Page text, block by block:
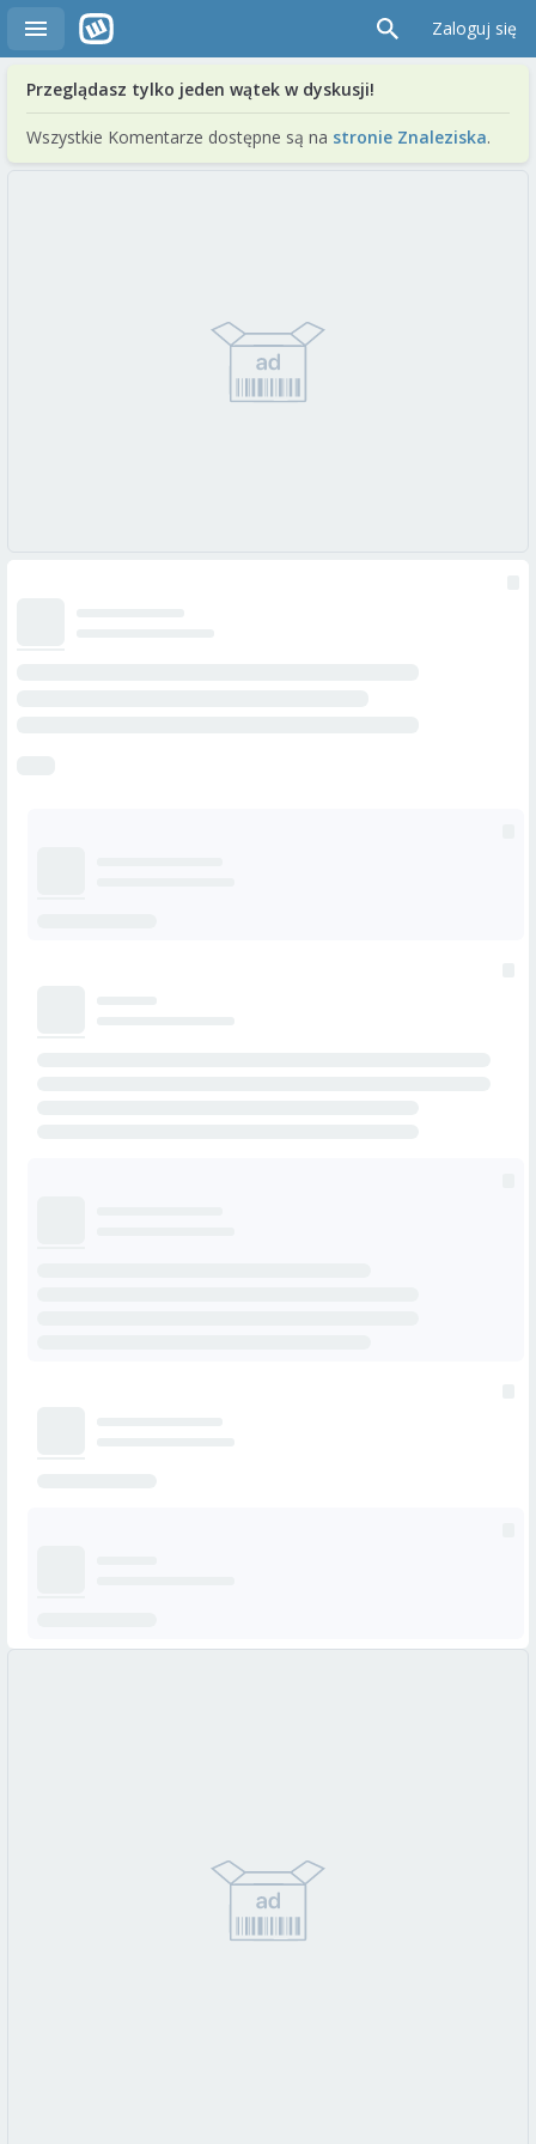
Zaloguj się
Przeglądasz tylko jeden wątek w dyskusji!
Wszystkie Komentarze dostępne są na stronie Znaleziska.